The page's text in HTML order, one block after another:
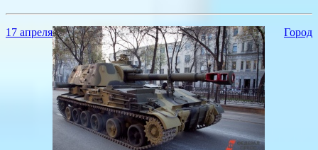
17 апреля Город